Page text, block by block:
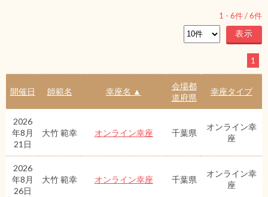
1 - 6件 /6件
1
開催日 師範名 幸座名 ▲
会場都
道府県
幸座タイプ
2026
年8月
21日
大竹 範幸 オンライン幸座 千葉県
オンライン幸
座
2026
年8月
26日
大竹 範幸 オンライン幸座 千葉県
オンライン幸
座